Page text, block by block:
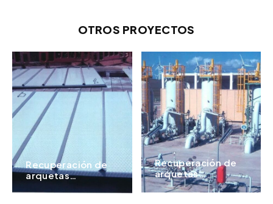
OTROS PROYECTOS
Recuperación de
arquetas
metálicas
Recuperación de
arquetas
metálicas